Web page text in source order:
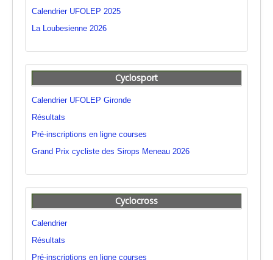
Calendrier UFOLEP 2025
La Loubesienne 2026
Cyclosport
Calendrier UFOLEP Gironde
Résultats
Pré-inscriptions en ligne courses
Grand Prix cycliste des Sirops Meneau 2026
Cyclocross
Calendrier
Résultats
Pré-inscriptions en ligne courses